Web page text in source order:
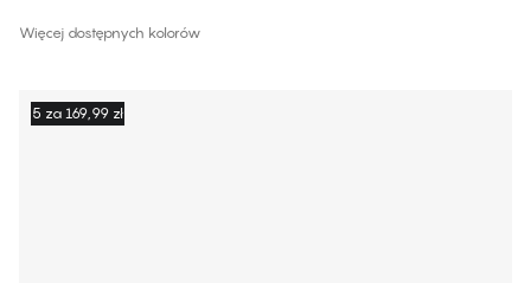
Więcej dostępnych kolorów
5 za 169,99 zł